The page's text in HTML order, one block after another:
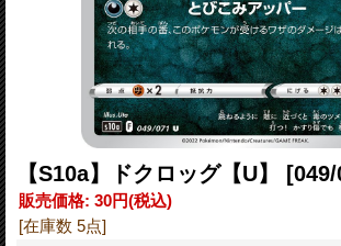
【S10a】ドクロッグ【U】 [049/
販売価格: 30円(税込)
[在庫数 5点]